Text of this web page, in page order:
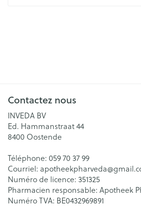
Contactez nous
INVEDA BV
Ed. Hammanstraat 44
8400 Oostende
Téléphone: 059 70 37 99
Courriel: apotheekpharveda@
Numéro de licence: 351325
Pharmacien responsable: Apotheek
Numéro TVA: BE0432969891